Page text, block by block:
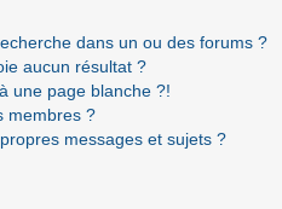
dans un ou des forums ?
aucun résultat ?
une page blanche ?!
membres ?
messages et sujets ?